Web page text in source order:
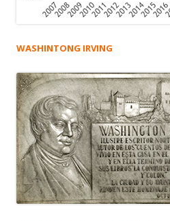
WASHINTONG IRVING